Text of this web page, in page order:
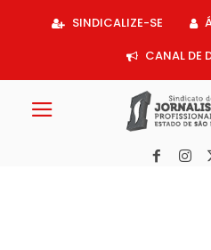
SINDICALIZE-SE
CANAL DE